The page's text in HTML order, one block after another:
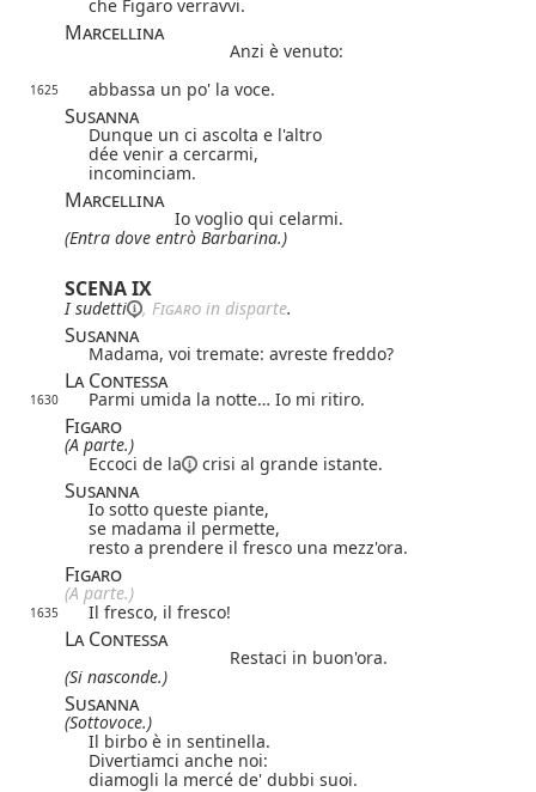
che Figaro verravvi.
Marcellina
Anzi è venuto:
1625 abbassa un po' la voce.
Susanna
Dunque un ci ascolta e l'altro
dée venir a cercarmi,
incominciam.
Marcellina
Io voglio qui celarmi.
(Entra dove entrò Barbarina.)
SCENA IX
Isudetti , Figaro in disparte.
Susanna
Madama, voi tremate: avreste freddo?
La Contessa
1630 Parmi umida la notte… Io mi ritiro.
Figaro
(A parte.)
Eccoci de la crisi al grande istante.
Susanna
Io sotto queste piante,
se madama il permette,
resto a prendere il fresco una mezz'ora.
Figaro
(A parte.)
1635 Il fresco, il fresco!
La Contessa
Restaci in buon'ora.
(Si nasconde.)
Susanna
(Sottovoce.)
Il birbo è in sentinella.
Divertiamci anche noi:
diamogli la mercé de' dubbi suoi.